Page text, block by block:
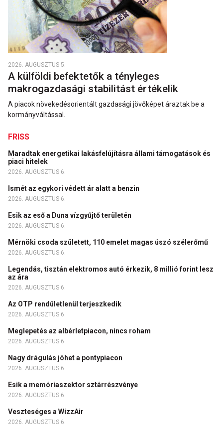
2026. AUGUSZTUS 5.
A külföldi befektetők a tényleges
makrogazdasági stabilitást értékelik
A piacok növekedésorientált gazdasági jövőképet áraztak be a
kormányváltással.
FRISS
Maradtak energetikai lakásfelújításra állami támogatások és
piaci hitelek
2026. AUGUSZTUS 6.
Ismét az egykori védett ár alatt a benzin
2026. AUGUSZTUS 6.
Esik az eső a Duna vízgyűjtő területén
2026. AUGUSZTUS 6.
Mérnöki csoda született, 110 emelet magas úszó szélerőmű
2026. AUGUSZTUS 6.
Legendás, tisztán elektromos autó érkezik, 8 millió forint lesz
az ára
2026. AUGUSZTUS 6.
Az OTP rendületlenül terjeszkedik
2026. AUGUSZTUS 6.
Meglepetés az albérletpiacon, nincs roham
2026. AUGUSZTUS 6.
Nagy drágulás jöhet a pontypiacon
2026. AUGUSZTUS 6.
Esik a memóriaszektor sztárrészvénye
2026. AUGUSZTUS 6.
Veszteséges a WizzAir
2026. AUGUSZTUS 6.